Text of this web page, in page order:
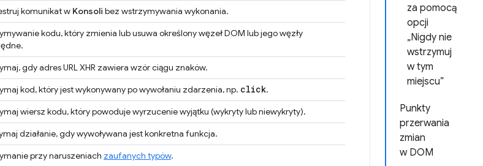
za pomocą
opcji
„Nigdy nie
wstrzymuj
w tym
miejscu”
Punkty
przerwania
zmian
w DOM
komunikat w Konsoli bez wstrzymywania wykonania.
kodu, który zmienia lub usuwa określony węzeł DOM lub jego węzły
gdy adres URL XHR zawiera wzór ciągu znaków.
kod, który jest wykonywany po wywołaniu zdarzenia, np. click.
wiersz kodu, który powoduje wyrzucenie wyjątku (wykryty lub niewykryty).
działanie, gdy wywoływana jest konkretna funkcja.
przy naruszeniach zaufanych typów.